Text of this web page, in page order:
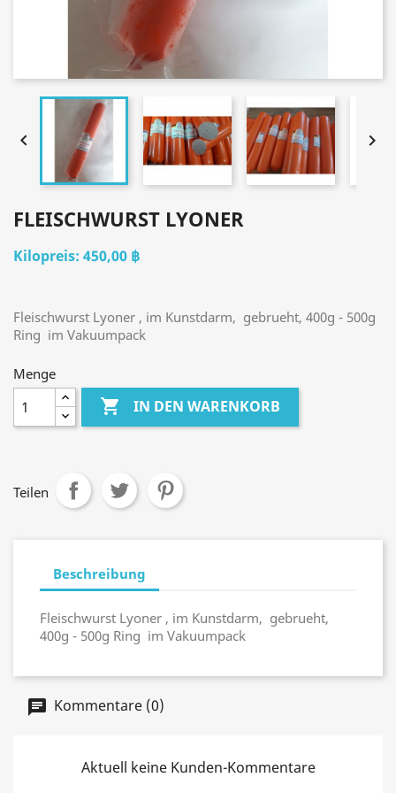
 
FLEISCHWURST LYONER
450,00 ฿
Fleischwurst Lyoner , im Kunstdarm, gebrueht, 400g - 500g
Ring im Vakuumpack
Menge
 IN DEN WARENKORB
Teilen
Beschreibung
Fleischwurst Lyoner , im Kunstdarm, gebrueht,
400g - 500g Ring im Vakuumpack
Kommentare (0)
Aktuell keine Kunden-Kommentare